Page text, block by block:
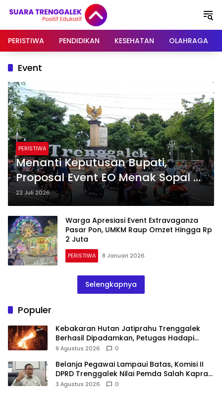
PERISTIWA
PENDIDIKAN KESEHATAN OLAHRAGA
Event
PERISTIWA
Menanti Keputusan Bupati,
Proposal Event EO Menak Sopal di
Alun-Alun Trenggalek Masih
Dikaji
23 Juli 2026
Warga Apresiasi Event Extravaganza
Pasar Pon, UMKM Raup Omzet Hingga Rp
2 Juta
PERISTIWA 8 Januari 2026
Selengkapnya
Populer
Kebakaran Hutan Jatiprahu Trenggalek
Berhasil Dipadamkan, Petugas Hadapi
Medan Sulit
9 Agustus 2026 0
Belanja Pegawai Lampaui Batas, Komisi II
DPRD Trenggalek Nilai Pemda Salah Kaprah
dalam Perencanaan
3 Agustus 2026 0